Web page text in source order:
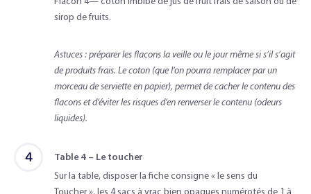
sirop de fruits.
Astuces : préparer les flacons la veille ou le jour même si s’il s’agit
de produits frais. Le coton (que l’on pourra remplacer par un
morceau de serviette en papier), permet de cacher le contenu des
flacons et d’éviter les risques d’en renverser le contenu (odeurs
liquides).
4
Table 4 – Le toucher
Sur la table, disposer la fiche consigne « le sens du